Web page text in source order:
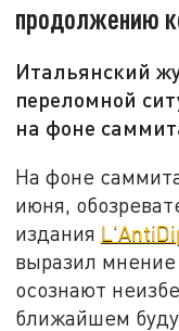
продолжению
Итальянский
переломной
на фоне
На фоне
июня,
издания
выразил мнение
осознают
ближайшем